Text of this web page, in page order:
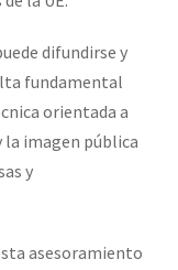
difundirse y
fundamental
orientada a
imagen pública
y
asesoramiento